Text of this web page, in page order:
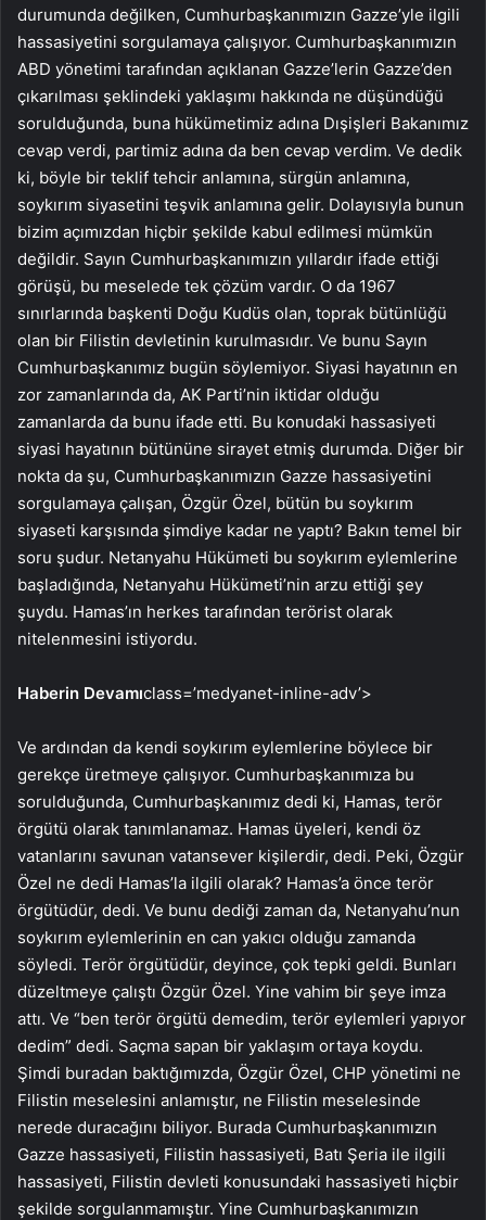
durumunda değilken, Cumhurbaşkanımızın Gazze’yle ilgili
hassasiyetini sorgulamaya çalışıyor. Cumhurbaşkanımızın
ABD yönetimi tarafından açıklanan Gazze’lerin Gazze’den
çıkarılması şeklindeki yaklaşımı hakkında ne düşündüğü
sorulduğunda, buna hükümetimiz adına Dışişleri Bakanımız
cevap verdi, partimiz adına da ben cevap verdim. Ve dedik
ki, böyle bir teklif tehcir anlamına, sürgün anlamına,
soykırım siyasetini teşvik anlamına gelir. Dolayısıyla bunun
bizim açımızdan hiçbir şekilde kabul edilmesi mümkün
değildir. Sayın Cumhurbaşkanımızın yıllardır ifade ettiği
görüşü, bu meselede tek çözüm vardır. O da 1967
sınırlarında başkenti Doğu Kudüs olan, toprak bütünlüğü
olan bir Filistin devletinin kurulmasıdır. Ve bunu Sayın
Cumhurbaşkanımız bugün söylemiyor. Siyasi hayatının en
zor zamanlarında da, AK Parti’nin iktidar olduğu
zamanlarda da bunu ifade etti. Bu konudaki hassasiyeti
siyasi hayatının bütününe sirayet etmiş durumda. Diğer bir
nokta da şu, Cumhurbaşkanımızın Gazze hassasiyetini
sorgulamaya çalışan, Özgür Özel, bütün bu soykırım
siyaseti karşısında şimdiye kadar ne yaptı? Bakın temel bir
soru şudur. Netanyahu Hükümeti bu soykırım eylemlerine
başladığında, Netanyahu Hükümeti’nin arzu ettiği şey
şuydu. Hamas’ın herkes tarafından terörist olarak
nitelenmesini istiyordu.
Haberin Devamıclass=’medyanet-inline-adv’>
Ve ardından da kendi soykırım eylemlerine böylece bir
gerekçe üretmeye çalışıyor. Cumhurbaşkanımıza bu
sorulduğunda, Cumhurbaşkanımız dedi ki, Hamas, terör
örgütü olarak tanımlanamaz. Hamas üyeleri, kendi öz
vatanlarını savunan vatansever kişilerdir, dedi. Peki, Özgür
Özel ne dedi Hamas’la ilgili olarak? Hamas’a önce terör
örgütüdür, dedi. Ve bunu dediği zaman da, Netanyahu’nun
soykırım eylemlerinin en can yakıcı olduğu zamanda
söyledi. Terör örgütüdür, deyince, çok tepki geldi. Bunları
düzeltmeye çalıştı Özgür Özel. Yine vahim bir şeye imza
attı. Ve “ben terör örgütü demedim, terör eylemleri yapıyor
dedim” dedi. Saçma sapan bir yaklaşım ortaya koydu.
Şimdi buradan baktığımızda, Özgür Özel, CHP yönetimi ne
Filistin meselesini anlamıştır, ne Filistin meselesinde
nerede duracağını biliyor. Burada Cumhurbaşkanımızın
Gazze hassasiyeti, Filistin hassasiyeti, Batı Şeria ile ilgili
hassasiyeti, Filistin devleti konusundaki hassasiyeti hiçbir
şekilde sorgulanmamıştır. Yine Cumhurbaşkanımızın